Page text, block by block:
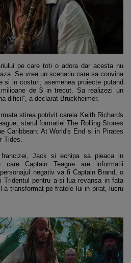
pe care toti o adora dar acesta nu
Se vrea un scenariu care sa convina
si in costuri; asemenea proiecte putand
de $ in trecut. Sa realizezi un
dificil”, a declarat Bruckheimer.
stirea potrivit careia Keith Richards
starul formatiei The Rolling Stones
Caribbean: At World's End si in Pirates
Tides.
Jack si echipa sa pleaca in
care Captain Teague are informatii
negativ va fi Captain Brand, o
Tridentul pentru a-si lua revansa in fata
a transformat pe fratele lui in pirat, lucru